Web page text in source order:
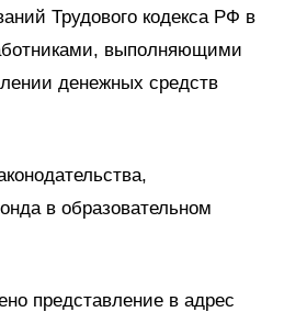
Трудового кодекса РФ в
выполняющими
денежных средств
в образовательном
представление в адрес